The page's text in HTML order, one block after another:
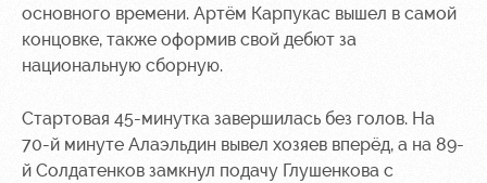
Информация
для
болельщиков
основного времени. Артём Карпукас вышел в самой
концовке, также оформив свой дебют за
национальную сборную.
Стартовая 45-минутка завершилась без голов. На
70-й минуте Алаэльдин вывел хозяев вперёд, а на 89-
й Солдатенков замкнул подачу Глушенкова с